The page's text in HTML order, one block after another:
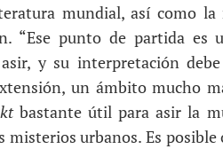
mundial, así como la
“Ese punto de partida es
y su interpretación
un ámbito mucho
bastante útil para asir la
urbanos. Es